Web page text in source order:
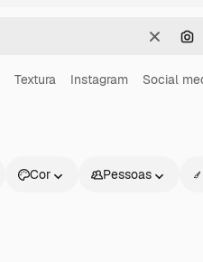
Limpar
Textura Instagram Social
Cor Pessoas